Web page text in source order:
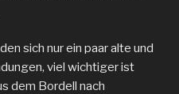
sich nur ein paar alte und
viel wichtiger ist
dem Bordell nach